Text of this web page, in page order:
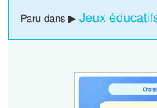
Paru dans ▶ Jeux